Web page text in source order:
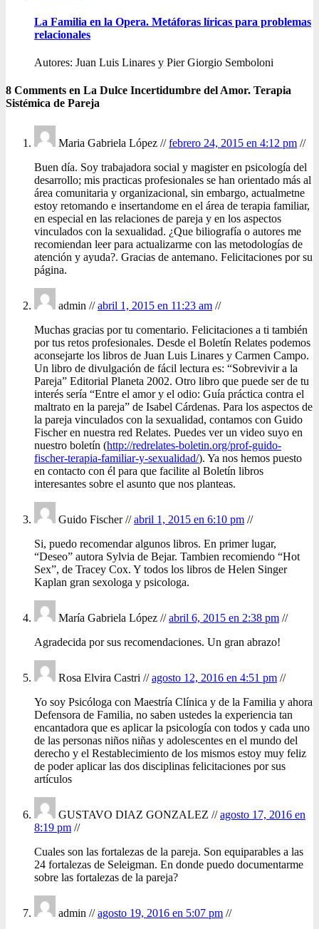
La Familia en la Opera. Metáforas líricas para problemas
relacionales
Autores: Juan Luis Linares y Pier Giorgio Semboloni
8 Comments en La Dulce Incertidumbre del Amor. Terapia
Sistémica de Pareja
Maria Gabriela López //febrero 24, 2015 en 4:12 pm //
Buen día. Soy trabajadora social y magister en psicología del
desarrollo; mis practicas profesionales se han orientado más al
área comunitaria y organizacional, sin embargo, actualmetne
estoy retomando e insertandome en el área de terapia familiar,
en especial en las relaciones de pareja y en los aspectos
vinculados con la sexualidad. ¿Que biliografía o autores me
recomiendan leer para actualizarme con las metodologías de
atención y ayuda?. Gracias de antemano. Felicitaciones por su
página.
admin //abril 1, 2015 en 11:23 am //
Muchas gracias por tu comentario. Felicitaciones a ti también
por tus retos profesionales. Desde el Boletín Relates podemos
aconsejarte los libros de Juan Luis Linares y Carmen Campo.
Un libro de divulgación de fácil lectura es: “Sobrevivir a la
Pareja” Editorial Planeta 2002. Otro libro que puede ser de tu
interés sería “Entre el amor y el odio: Guía práctica contra el
maltrato en la pareja” de Isabel Cárdenas. Para los aspectos de
la pareja vinculados con la sexualidad, contamos con Guido
Fischer en nuestra red Relates. Puedes ver un video suyo en
nuestro boletín (http://redrelates-boletin.org/prof-guido-
fischer-terapia-familiar-y-sexualidad/). Ya nos hemos puesto
en contacto con él para que facilite al Boletín libros
interesantes sobre el asunto que nos planteas.
Guido Fischer //abril 1, 2015 en 6:10 pm //
Si, puedo recomendar algunos libros. En primer lugar,
“Deseo” autora Sylvia de Bejar. Tambien recomiendo “Hot
Sex”, de Tracey Cox. Y todos los libros de Helen Singer
Kaplan gran sexologa y psicologa.
María Gabriela López //abril 6, 2015 en 2:38 pm //
Agradecida por sus recomendaciones. Un gran abrazo!
Rosa Elvira Castri //agosto 12, 2016 en 4:51 pm //
Yo soy Psicóloga con Maestría Clínica y de la Familia y ahora
Defensora de Familia, no saben ustedes la experiencia tan
encantadora que es aplicar la psicología con todos y cada uno
de las personas niños niñas y adolescentes en el mundo del
derecho y el Restablecimiento de los mismos estoy muy feliz
de poder aplicar las dos disciplinas felicitaciones por sus
artículos
GUSTAVO DIAZ GONZALEZ //agosto 17, 2016 en
8:19 pm //
Cuales son las fortalezas de la pareja. Son equiparables a las
24 fortalezas de Seleigman. En donde puedo documentarme
sobre las fortalezas de la pareja?
admin //agosto 19, 2016 en 5:07 pm //